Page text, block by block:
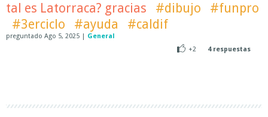
tal es Latorraca? gracias
#dibujo
#funpro
#3erciclo
#ayuda #caldif
preguntado Ago 5, 2025 | General
+2
4respuestas